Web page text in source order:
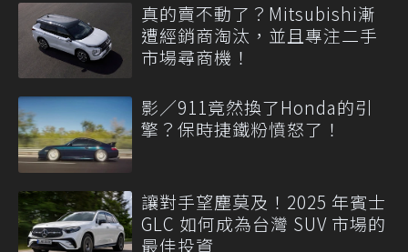
真的賣不動了？Mitsubishi漸
遭經銷商淘汰，並且專注二手
市場尋商機！
影／911竟然換了Honda的引
擎？保時捷鐵粉憤怒了！
讓對手望塵莫及！2025 年賓士
GLC 如何成為台灣 SUV 市場的
最佳投資